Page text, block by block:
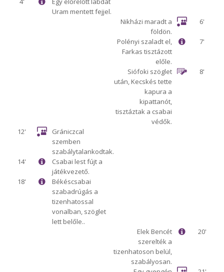
Uram mentett fejjel.
6'
Nikházi maradt a
földön.
7'
Polényi szaladt el,
Farkas tisztázott
előle.
8'
Siófoki szöglet
után, Kecskés tette
kapura a
kipattanót,
tisztáztak a csabai
védők.
12'
Grániczcal
szemben
szabálytalankodtak.
14'
Csabai lest fújt a
játékvezető.
18'
Békéscsabai
szabadrúgás a
tizenhatossal
vonalban, szöglet
lett belőle..
20'
Elek Bencét
szerelték a
tizenhatoson belül,
szabályosan.